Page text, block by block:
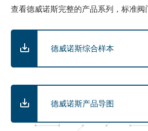
查看德威诺斯完整的产品系列，标准阀
德威诺斯综合样本
德威诺斯产品导图